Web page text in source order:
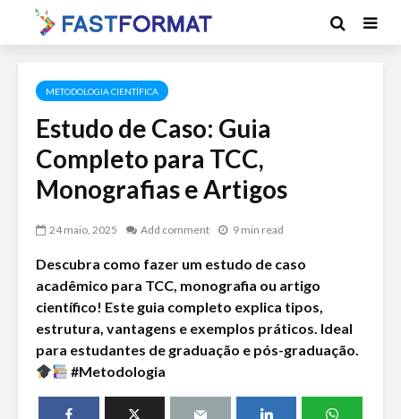
METODOLOGIA CIENTÍFICA
Estudo de Caso: Guia
Completo para TCC,
Monografias e Artigos
24 maio, 2025 Add comment 9 min read
Descubra como fazer um estudo de caso
acadêmico para TCC, monografia ou artigo
científico! Este guia completo explica tipos,
estrutura, vantagens e exemplos práticos. Ideal
para estudantes de graduação e pós-graduação.
#Metodologia